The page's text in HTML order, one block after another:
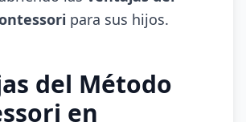
para sus hijos.
del Método
en